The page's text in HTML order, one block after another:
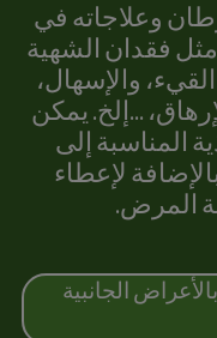
وعلاجاته في
مثل فقدان الشهية
والإسهال،
...إلخ. يمكن
المناسبة إلى
لإعطاء
المرض.
الجانبية